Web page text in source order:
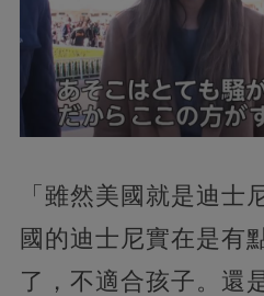
「雖然美國就是迪士
國的迪士尼實在是有
了，不適合孩子。還